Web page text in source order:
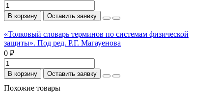
В корзину Оставить заявку
«Толковый словарь терминов по системам физической
защиты». Под ред. Р.Г. Магауенова
0 ₽
В корзину Оставить заявку
Похожие товары